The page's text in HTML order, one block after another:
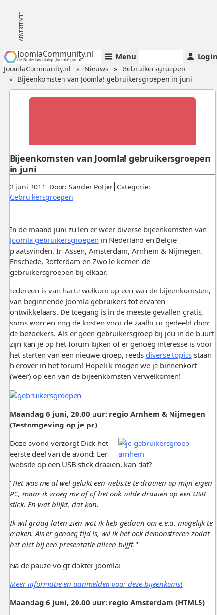
JoomlaCommunity.nl
de Nederlandstalige Joomla!-portal Menu Login
JoomlaCommunity.nl Nieuws
Gebruikersgroepen
Bijeenkomsten van Joomla! gebruikersgroepen in juni
Gepubliceerd:
2 juni 2011 Door: Sander Potjer. Categorie:
Gebruikersgroepen.
Bijeenkomsten van Joomla! gebruikersgroepen
in juni
In de maand juni zullen er weer diverse bijeenkomsten van
Joomla gebruikersgroepen in Nederland en België
plaatsvinden. In Assen, Amsterdam, Arnhem & Nijmegen,
Enschede, Rotterdam en Zwolle komen de
gebruikersgroepen bij elkaar.
Iedereen is van harte welkom op een van de bijeenkomsten,
van beginnende Joomla gebruikers tot ervaren
ontwikkelaars. De toegang is in de meeste gevallen gratis,
soms worden nog de kosten voor de zaalhuur gedeeld door
de bezoekers. Als er geen gebruikersgroep bij jou in de buurt
zijn kan je op het forum kijken of er genoeg interesse is voor
het starten van een nieuwe groep, reeds diverse topicsstaan
hierover in het forum! Hopelijk mogen we je binnenkort
(weer) op een van de bijeenkomsten verwelkomen!
Maandag 6 juni, 20.00 uur: regio Arnhem & Nijmegen
(Testomgeving op je pc)
Deze avond verzorgt Dick het
eerste deel van de avond: Een
website op een USB stick draaien, kan dat?
"Het was me al wel gelukt een website te draaien op mijn eigen
PC, maar ik vroeg me af of het ook wilde draaien op een USB
stick. En wat blijkt, dat kan.
Ik wil graag laten zien wat ik heb gedaan om e.e.a. mogelijk te
maken. Als er genoeg tijd is, wil ik het ook demonstreren zodat
het niet bij een presentatie alleen blijft."
Na de pauze volgt dokter Joomla!
Meer informatie en aanmelden voor deze bijeenkomst
Maandag 6 juni, 20.00 uur: regio Amsterdam (HTML5)